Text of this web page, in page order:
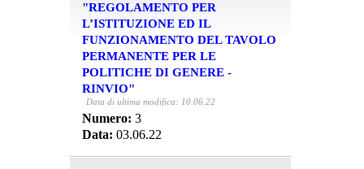
"REGOLAMENTO PER
L’ISTITUZIONE ED IL
FUNZIONAMENTO DEL TAVOLO
PERMANENTE PER LE
POLITICHE DI GENERE -
RINVIO"
Data di ultima modifica: 10.06.22
Numero: 3
Data: 03.06.22